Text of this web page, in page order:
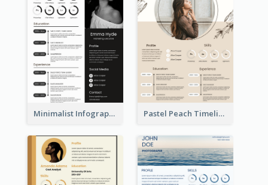
Minimalist Infographic Resume Pastel Peach Timeline Resume